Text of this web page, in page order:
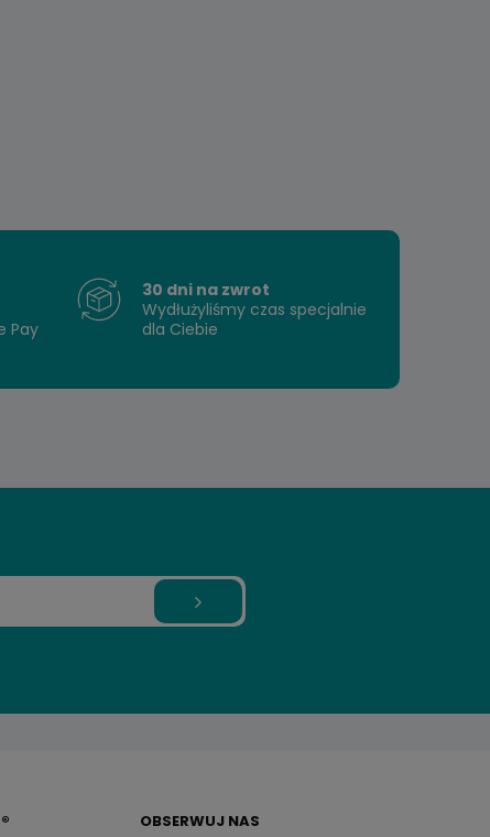
Pay
30 dni na zwrot
Wydłużyliśmy czas specjalnie
dla Ciebie
OBSERWUJ NAS